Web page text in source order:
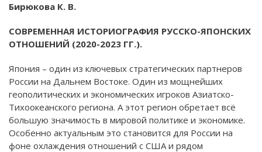
Бирюкова К. В.
СОВРЕМЕННАЯ ИСТОРИОГРАФИЯ РУССКО-ЯПОНСКИХ
ОТНОШЕНИЙ (2020-2023 ГГ.).
Япония – один из ключевых стратегических партнеров
России на Дальнем Востоке. Один из мощнейших
геополитических и экономических игроков Азиатско-
Тихоокеанского региона. А этот регион обретает всё
большую значимость в мировой политике и экономике.
Особенно актуальным это становится для России на
фоне охлаждения отношений с США и рядом